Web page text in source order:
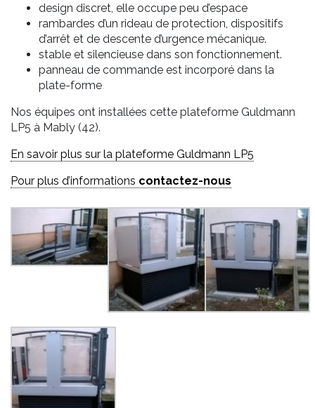
design discret, elle occupe peu d’espace
rambardes d’un rideau de protection, dispositifs
d’arrêt et de descente d’urgence mécanique.
stable et silencieuse dans son fonctionnement.
panneau de commande est incorporé dans la
plate-forme
Nos équipes ont installées cette plateforme Guldmann
LP5 à Mably (42).
En savoir plus sur la plateforme Guldmann LP5
Pour plus d’informations contactez-nous